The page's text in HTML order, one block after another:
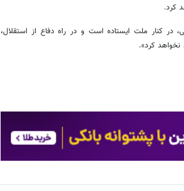
کرد.
در کنار ملت ایستاده است و در راه دفاع از استقلال،
نخواهد کرد».